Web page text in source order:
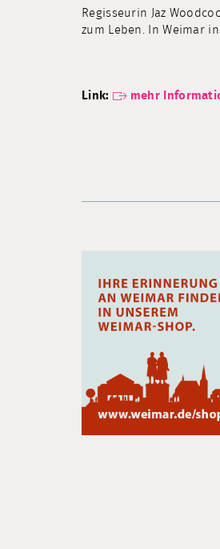
Regisseurin Jaz
zum Leben. In Weimar
Link: mehr